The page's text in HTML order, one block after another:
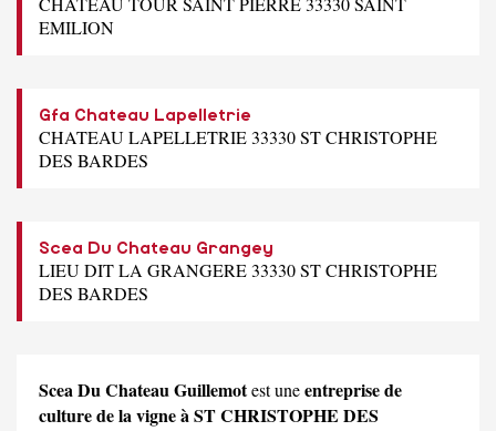
EMILION
Gfa Chateau Lapelletrie
CHATEAU LAPELLETRIE 33330 ST CHRISTOPHE
DES BARDES
Scea Du Chateau Grangey
LIEU DIT LA GRANGERE 33330 ST CHRISTOPHE
DES BARDES
Scea Du Chateau Guillemotest uneentreprise de
culture de la vigne à ST CHRISTOPHE DES